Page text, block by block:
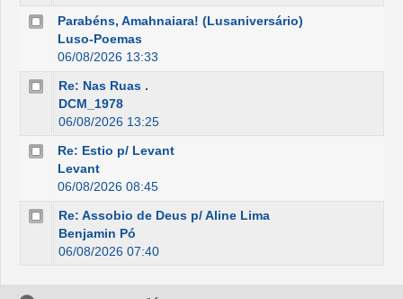
Parabéns, Amahnaiara! (Lusaniversário)
Luso-Poemas
06/08/2026 13:33
Re: Nas Ruas .
DCM_1978
06/08/2026 13:25
Re: Estio p/ Levant
Levant
06/08/2026 08:45
Re: Assobio de Deus p/ Aline Lima
Benjamin Pó
06/08/2026 07:40